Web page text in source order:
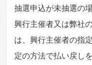
抽選申込が未抽選の
興行主催者又は弊社
は、興行主催者の指
定の方法で払い戻し